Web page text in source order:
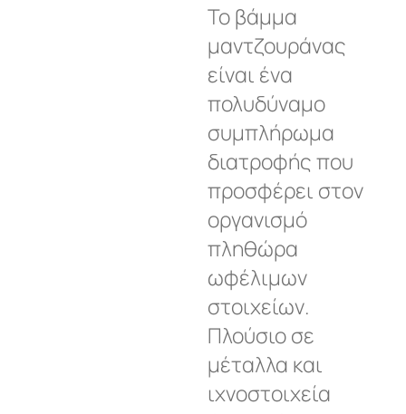
Το βάμμα
μαντζουράνας
είναι ένα
πολυδύναμο
συμπλήρωμα
διατροφής που
προσφέρει στον
οργανισμό
πληθώρα
ωφέλιμων
στοιχείων.
Πλούσιο σε
μέταλλα και
ιχνοστοιχεία